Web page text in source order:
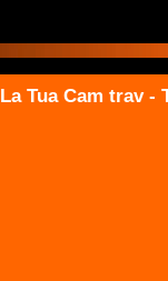
La Tua Cam trav -